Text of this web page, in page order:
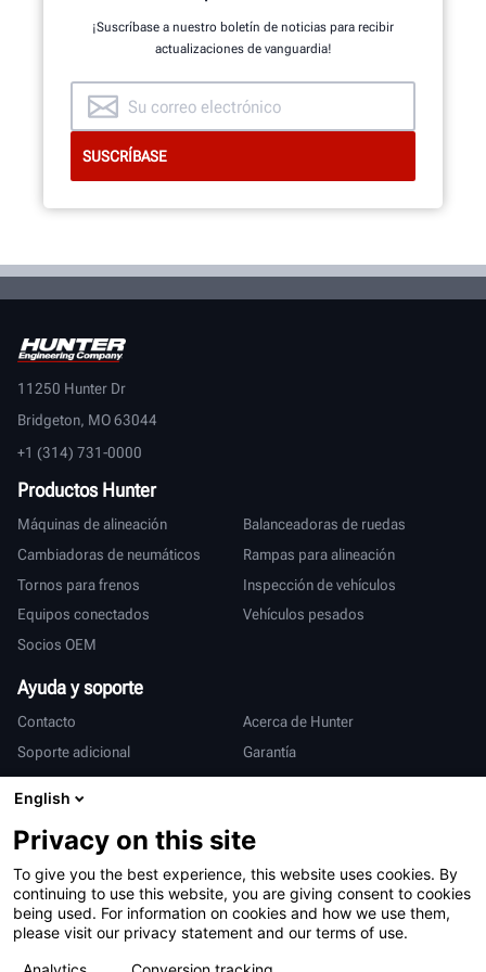
ECHE UN VISTAZO AL INTERIOR
¡Suscríbase a nuestro boletín de noticias para recibir
actualizaciones de vanguardia!
11250 Hunter Dr
Bridgeton, MO 63044
+1 (314) 731-0000
Productos Hunter
Máquinas de alineación
Balanceadoras de ruedas
Cambiadoras de neumáticos
Rampas para alineación
Tornos para frenos
Inspección de vehículos
Equipos conectados
Vehículos pesados
Socios OEM
Ayuda y soporte
Contacto
Acerca de Hunter
Soporte adicional
Garantía
Internacional
Ventas y servicio
English
Privacy on this site
To give you the best experience, this website uses cookies. By
continuing to use this website, you are giving consent to cookies
being used. For information on cookies and how we use them,
please visit our privacy statement and our terms of use.